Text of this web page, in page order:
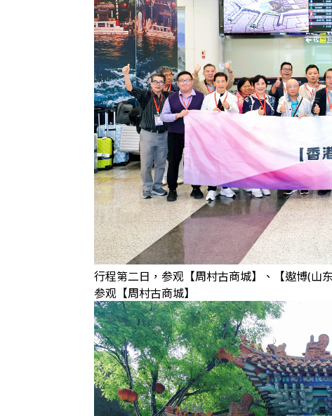
行程第二日，参观【周村古商城】、【遨博(山
参观【周村古商城】